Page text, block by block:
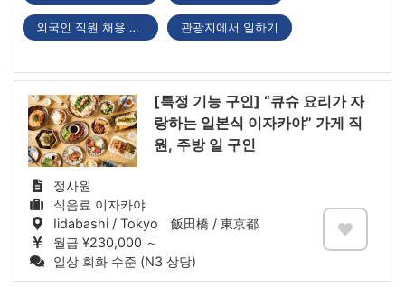
외국인 직원 채용 실적 있음 관광지에서 일하기
[특정 기능 구인] “큐슈 요리가 자
랑하는 일본식 이자카야” 가게 직
원, 주방 일 구인
정사원
식음료 이자카야
Iidabashi / Tokyo 飯田橋 / 東京都
월급 ¥230,000 ～
일상 회화 수준 (N3 상당)